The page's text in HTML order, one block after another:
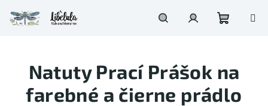
na
obsah
košík
Natuty Prací Prášok na
farebné a čierne prádlo